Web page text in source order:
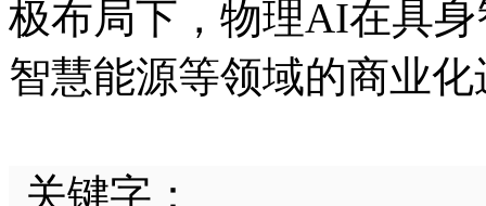
极布局下，物理AI在具
智慧能源等领域的商业
关键字：